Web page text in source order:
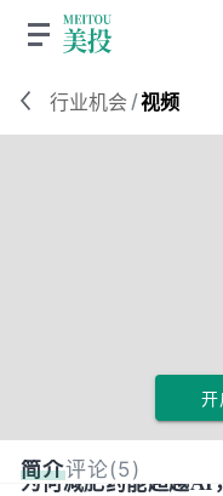
行业机会 /视频
开
简介评论(5)
为何减肥药能超越AI